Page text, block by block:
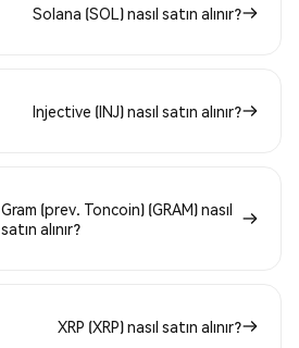
Solana (SOL) nasıl satın alınır?
Injective (INJ) nasıl satın alınır?
Gram (prev. Toncoin) (GRAM) nasıl
satın alınır?
XRP (XRP) nasıl satın alınır?